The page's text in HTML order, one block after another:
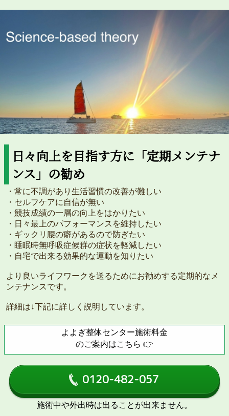
日々向上を目指す方に「定期メンテナ
ンス」の勧め
・常に不調があり生活習慣の改善が難しい
・セルフケアに自信が無い
・競技成績の一層の向上をはかりたい
・日々最上のパフォーマンスを維持したい
・ギックリ腰の癖があるので防ぎたい
・睡眠時無呼吸症候群の症状を軽減したい
・自宅で出来る効果的な運動を知りたい
より良いライフワークを送るためにお勧めする定期的なメ
ンテナンスです。
詳細は↓下記に詳しく説明しています。
よよぎ整体センター施術料金
のご案内はこちら 👉
0120-482-057
施術中や外出時は出ることが出来ません。